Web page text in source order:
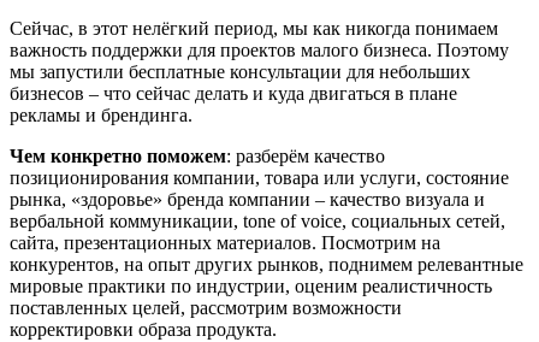
Сейчас, в этот нелёгкий период, мы как никогда понимаем
важность поддержки для проектов малого бизнеса. Поэтому
мы запустили бесплатные консультации для небольших
бизнесов – что сейчас делать и куда двигаться в плане
рекламы и брендинга.
Чем конкретно поможем: разберём качество
позиционирования компании, товара или услуги, состояние
рынка, «здоровье» бренда компании – качество визуала и
вербальной коммуникации, tone of voice, социальных сетей,
сайта, презентационных материалов. Посмотрим на
конкурентов, на опыт других рынков, поднимем релевантные
мировые практики по индустрии, оценим реалистичность
поставленных целей, рассмотрим возможности
корректировки образа продукта.